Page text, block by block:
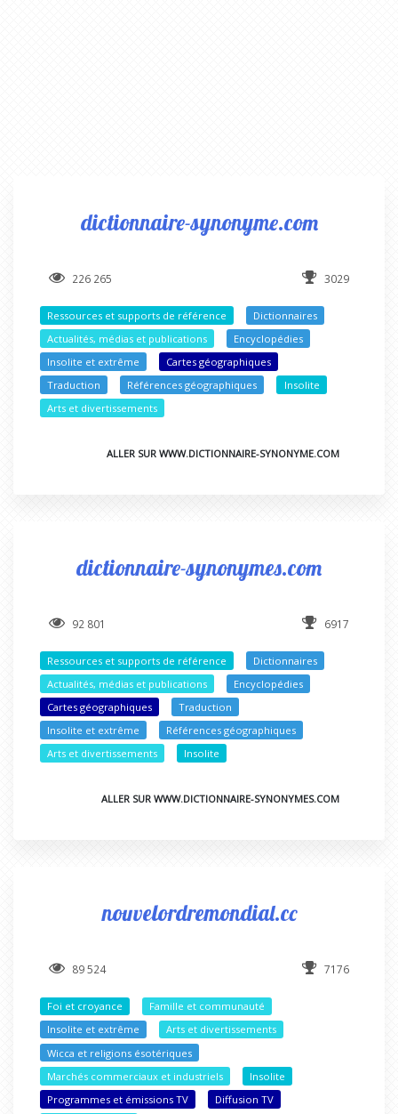
dictionnaire-synonyme.com
226 265 3029
Ressources et supports de référence
Dictionnaires
Actualités, médias et publications
Encyclopédies
Insolite et extrême
Cartes géographiques
Traduction
Références géographiques
Insolite
Arts et divertissements
ALLER SUR WWW.DICTIONNAIRE-SYNONYME.COM
dictionnaire-synonymes.com
92 801 6917
Ressources et supports de référence
Dictionnaires
Actualités, médias et publications
Encyclopédies
Cartes géographiques
Traduction
Insolite et extrême
Références géographiques
Arts et divertissements
Insolite
ALLER SUR WWW.DICTIONNAIRE-SYNONYMES.COM
nouvelordremondial.cc
89 524 7176
Foi et croyance
Famille et communauté
Insolite et extrême
Arts et divertissements
Wicca et religions ésotériques
Marchés commerciaux et industriels
Insolite
Programmes et émissions TV
Diffusion TV